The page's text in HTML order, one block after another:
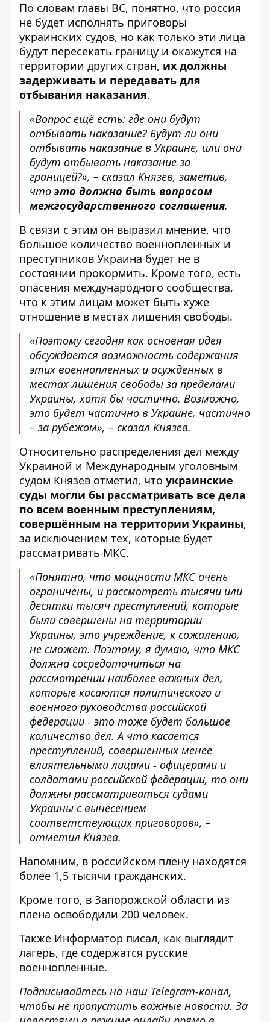
По словам главы ВС, понятно, что россия
не будет исполнять приговоры
украинских судов, но как только эти лица
будут пересекать границу и окажутся на
территории других стран, их должны
задерживать и передавать для
отбывания наказания.
«Вопрос ещё есть: где они будут
отбывать наказание? Будут ли они
отбывать наказание в Украине, или они
будут отбывать наказание за
границей?», – сказал Князев, заметив,
что это должно быть вопросом
межгосударственного соглашения.
В связи с этим он выразил мнение, что
большое количество военнопленных и
преступников Украина будет не в
состоянии прокормить. Кроме того, есть
опасения международного сообщества,
что к этим лицам может быть хуже
отношение в местах лишения свободы.
«Поэтому сегодня как основная идея
обсуждается возможность содержания
этих военнопленных и осужденных в
местах лишения свободы за пределами
Украины, хотя бы частично. Возможно,
это будет частично в Украине, частично
– за рубежом», – сказал Князев.
Относительно распределения дел между
Украиной и Международным уголовным
судом Князев отметил, что украинские
суды могли бы рассматривать все дела
по всем военным преступлениям,
совершённым на территории Украины,
за исключением тех, которые будет
рассматривать МКС.
«Понятно, что мощности МКС очень
ограничены, и рассмотреть тысячи или
десятки тысяч преступлений, которые
были совершены на территории
Украины, это учреждение, к сожалению,
не сможет. Поэтому, я думаю, что МКС
должна сосредоточиться на
рассмотрении наиболее важных дел,
которые касаются политического и
военного руководства российской
федерации - это тоже будет большое
количество дел. А что касается
преступлений, совершенных менее
влиятельными лицами - офицерами и
солдатами российской федерации, то они
должны рассматриваться судами
Украины с вынесением
соответствующих приговоров», –
отметил Князев.
Напомним, в российском плену находятся
более 1,5 тысячи гражданских.
Кроме того, в Запорожской области из
плена освободили 200 человек.
Также Информатор писал, как выглядит
лагерь, где содержатся русские
военнопленные.
Подписывайтесь на наш Telegram-канал,
чтобы не пропустить важные новости. За